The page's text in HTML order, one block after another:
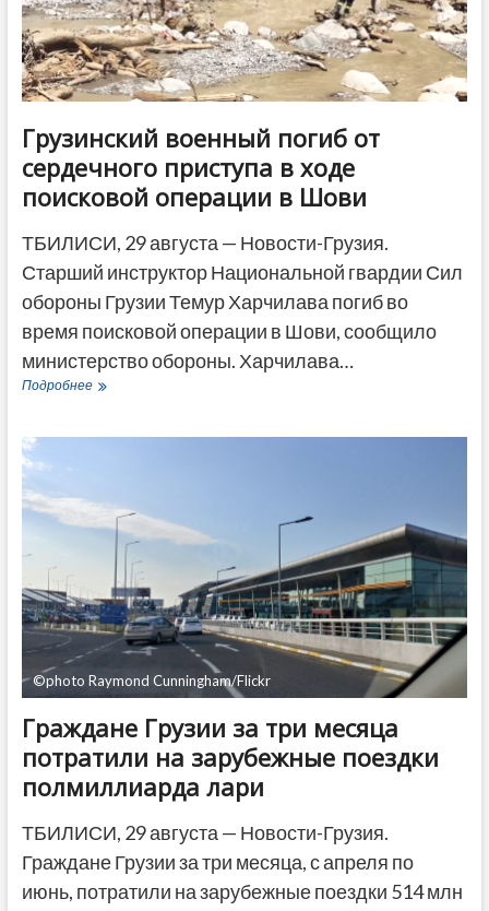
Грузинский военный погиб от
сердечного приступа в ходе
поисковой операции в Шови
ТБИЛИСИ, 29 августа — Новости-Грузия.
Старший инструктор Национальной гвардии Сил
обороны Грузии Темур Харчилава погиб во
время поисковой операции в Шови, сообщило
министерство обороны. Харчилава…
ПодробнееГрузинский
в
ходе
поисковой
операции
Шови
©photo Raymond Cunningham/Flickr
Граждане Грузии за три месяца
потратили на зарубежные поездки
полмиллиарда лари
ТБИЛИСИ, 29 августа — Новости-Грузия.
Граждане Грузии за три месяца, с апреля по
июнь, потратили на зарубежные поездки 514 млн